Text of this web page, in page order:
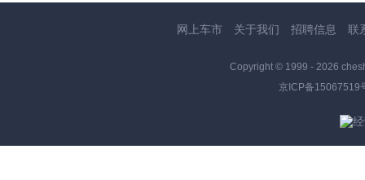
以及
选。
网上车市 关于我们 招聘信息 联
Copyright © 1999 - 2026
京ICP备15067519